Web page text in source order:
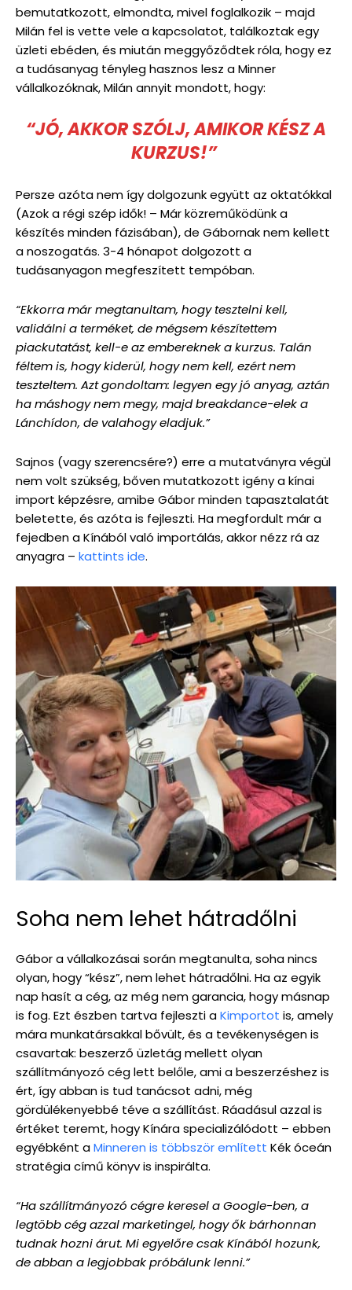
bemutatkozott, elmondta, mivel foglalkozik – majd
Milán fel is vette vele a kapcsolatot, találkoztak egy
üzleti ebéden, és miután meggyőződtek róla, hogy ez
a tudásanyag tényleg hasznos lesz a Minner
vállalkozóknak, Milán annyit mondott, hogy:
“JÓ, AKKOR SZÓLJ, AMIKOR KÉSZ A
KURZUS!”
Persze azóta nem így dolgozunk együtt az oktatókkal
(Azok a régi szép idők! – Már közreműködünk a
készítés minden fázisában), de Gábornak nem kellett
a noszogatás. 3-4 hónapot dolgozott a
tudásanyagon megfeszített tempóban.
“Ekkorra már megtanultam, hogy tesztelni kell,
validálni a terméket, de mégsem készítettem
piackutatást, kell-e az embereknek a kurzus. Talán
féltem is, hogy kiderül, hogy nem kell, ezért nem
teszteltem. Azt gondoltam: legyen egy jó anyag, aztán
ha máshogy nem megy, majd breakdance-elek a
Lánchídon, de valahogy eladjuk.”
Sajnos (vagy szerencsére?) erre a mutatványra végül
nem volt szükség, bőven mutatkozott igény a kínai
import képzésre, amibe Gábor minden tapasztalatát
beletette, és azóta is fejleszti. Ha megfordult már a
fejedben a Kínából való importálás, akkor nézz rá az
anyagra – kattints ide.
Soha nem lehet hátradőlni
Gábor a vállalkozásai során megtanulta, soha nincs
olyan, hogy “kész”, nem lehet hátradőlni. Ha az egyik
nap hasít a cég, az még nem garancia, hogy másnap
is fog. Ezt észben tartva fejleszti aKimportot is, amely
mára munkatársakkal bővült, és a tevékenységen is
csavartak: beszerző üzletág mellett olyan
szállítmányozó cég lett belőle, ami a beszerzéshez is
ért, így abban is tud tanácsot adni, még
gördülékenyebbé téve a szállítást. Ráadásul azzal is
értéket teremt, hogy Kínára specializálódott – ebben
egyébként aMinneren is többször említett Kék óceán
stratégia című könyv is inspirálta.
“Ha szállítmányozó cégre keresel a Google-ben, a
legtöbb cég azzal marketingel, hogy ők bárhonnan
tudnak hozni árut. Mi egyelőre csak Kínából hozunk,
de abban a legjobbak próbálunk lenni.”